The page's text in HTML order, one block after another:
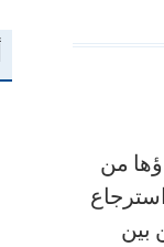
من
بين